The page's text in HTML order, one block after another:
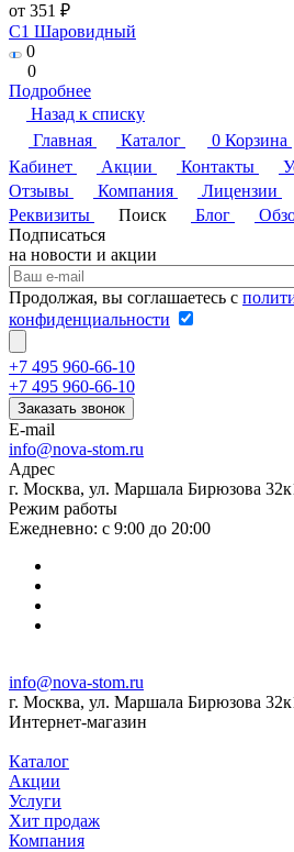
от 351 ₽
C1 Шаровидный
0
0
Подробнее
Назад к списку
Главная
Каталог 0 Корзина
Кабинет
Акции Контакты
Отзывы
Компания Лицензии
Реквизиты
Поиск Блог
Подписаться
на новости и акции
Продолжая, вы соглашаетесь с
конфиденциальности
+7 495 960-66-10
+7 495 960-66-10
Заказать звонок
E-mail
info@nova-stom.ru
Адрес
г. Москва, ул. Маршала Бирюзова
Режим работы
Ежедневно: с 9:00 до 20:00
info@nova-stom.ru
г. Москва, ул. Маршала Бирюзова
Интернет-магазин
Каталог
Акции
Услуги
Хит продаж
Компания